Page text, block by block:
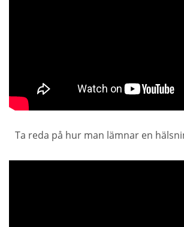
Ta reda på hur man lämnar en